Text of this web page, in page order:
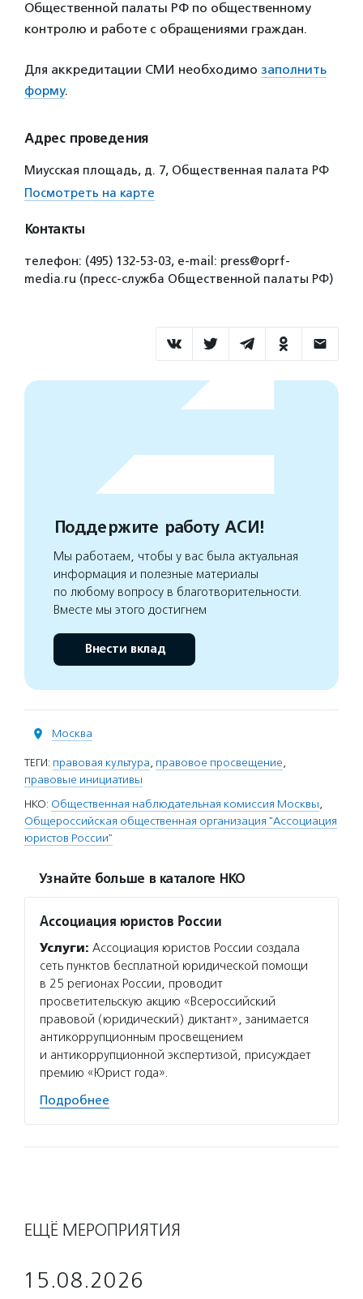
Общественной палаты РФ по общественному
контролю и работе с обращениями граждан.
Для аккредитации СМИ необходимо заполнить
форму.
Адрес проведения
Миусская площадь, д. 7, Общественная палата РФ
Посмотреть на карте
Контакты
телефон: (495) 132-53-03, e-mail: press@oprf-
media.ru (пресс-служба Общественной палаты РФ)
Поддержите работу АСИ!
Мы работаем, чтобы у вас была актуальная
информация и полезные материалы
по любому вопросу в благотворительности.
Вместе мы этого достигнем
Внести вклад
Москва
ТЕГИ: правовая культура, правовое просвещение,
правовые инициативы
НКО: Общественная наблюдательная комиссия Москвы,
Общероссийская общественная организация "Ассоциация
юристов России"
Узнайте больше в каталоге НКО
Ассоциация юристов России
Услуги: Ассоциация юристов России создала
сеть пунктов бесплатной юридической помощи
в 25 регионах России, проводит
просветительскую акцию «Всероссийский
правовой (юридический) диктант», занимается
антикоррупционным просвещением
и антикоррупционной экспертизой, присуждает
премию «Юрист года».
Подробнее
ЕЩЁ МЕРОПРИЯТИЯ
15.08.2026